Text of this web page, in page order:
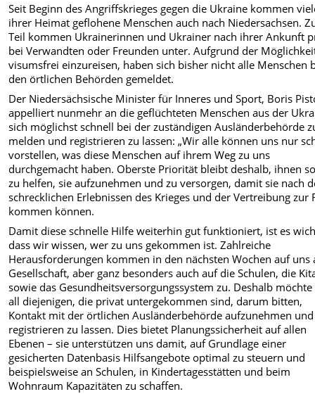
Seit Beginn des Angriffskrieges gegen die Ukraine kommen
ihrer Heimat geflohene Menschen auch nach Niedersachsen.
Teil kommen Ukrainerinnen und Ukrainer nach ihrer Ankunft
bei Verwandten oder Freunden unter. Aufgrund der
visumsfrei einzureisen, haben sich bisher nicht alle Menschen
den örtlichen Behörden gemeldet.
Der Niedersächsische Minister für Inneres und Sport, Boris
appelliert nunmehr an die geflüchteten Menschen aus der
sich möglichst schnell bei der zuständigen Ausländerbehörde
melden und registrieren zu lassen: „Wir alle können uns nur
vorstellen, was diese Menschen auf ihrem Weg zu uns
durchgemacht haben. Oberste Priorität bleibt deshalb, ihnen
zu helfen, sie aufzunehmen und zu versorgen, damit sie nach
schrecklichen Erlebnissen des Krieges und der Vertreibung zur
kommen können.
Damit diese schnelle Hilfe weiterhin gut funktioniert, ist es
dass wir wissen, wer zu uns gekommen ist. Zahlreiche
Herausforderungen kommen in den nächsten Wochen auf uns
Gesellschaft, aber ganz besonders auch auf die Schulen, die
sowie das Gesundheitsversorgungssystem zu. Deshalb
all diejenigen, die privat untergekommen sind, darum bitten,
Kontakt mit der örtlichen Ausländerbehörde aufzunehmen
registrieren zu lassen. Dies bietet Planungssicherheit auf allen
Ebenen – sie unterstützen uns damit, auf Grundlage einer
gesicherten Datenbasis Hilfsangebote optimal zu steuern und
beispielsweise an Schulen, in Kindertagesstätten und beim
Wohnraum Kapazitäten zu schaffen.